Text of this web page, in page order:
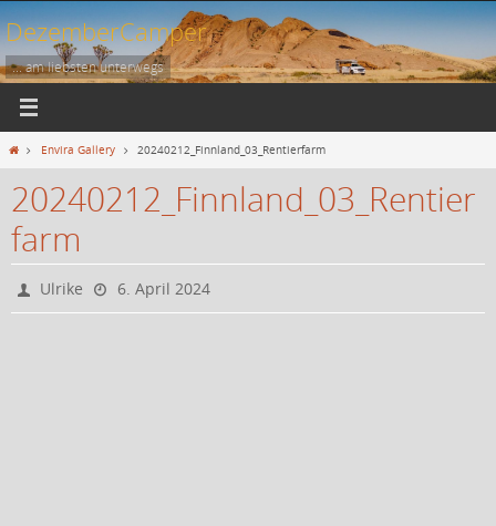
Zum
Inhalt
springen
DezemberCamper
... am liebsten unterwegs
StartEnvira Gallery 20240212_Finnland_03_Rentierfarm
20240212_Finnland_03_Rentier
farm
Ulrike 6. April 2024